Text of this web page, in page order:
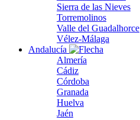
Sierra de las Nieves
Torremolinos
Valle del Guadalhorce
Vélez-Málaga
Andalucía
Almería
Cádiz
Córdoba
Granada
Huelva
Jaén